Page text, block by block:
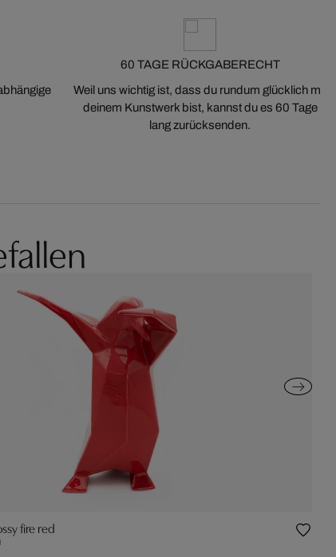
60 TAGE RÜCKGABERECHT
Weil uns wichtig ist, dass du rundum glücklich mit
deinem Kunstwerk bist, kannst du es 60 Tage
lang zurücksenden.
fire red